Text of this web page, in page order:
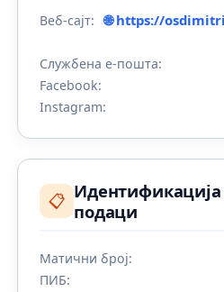
Веб-сајт:
🌐 https://
Службена е-пошта:
Facebook:
Instagram:
📋 подаци
Матични број:
ПИБ: